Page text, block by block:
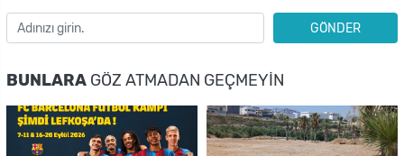
GÖNDER
BUNLARA GÖZ ATMADAN GEÇMEYIN